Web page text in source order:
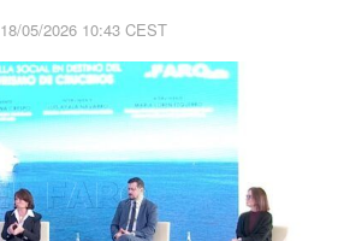
18/05/2026 10:43 CEST